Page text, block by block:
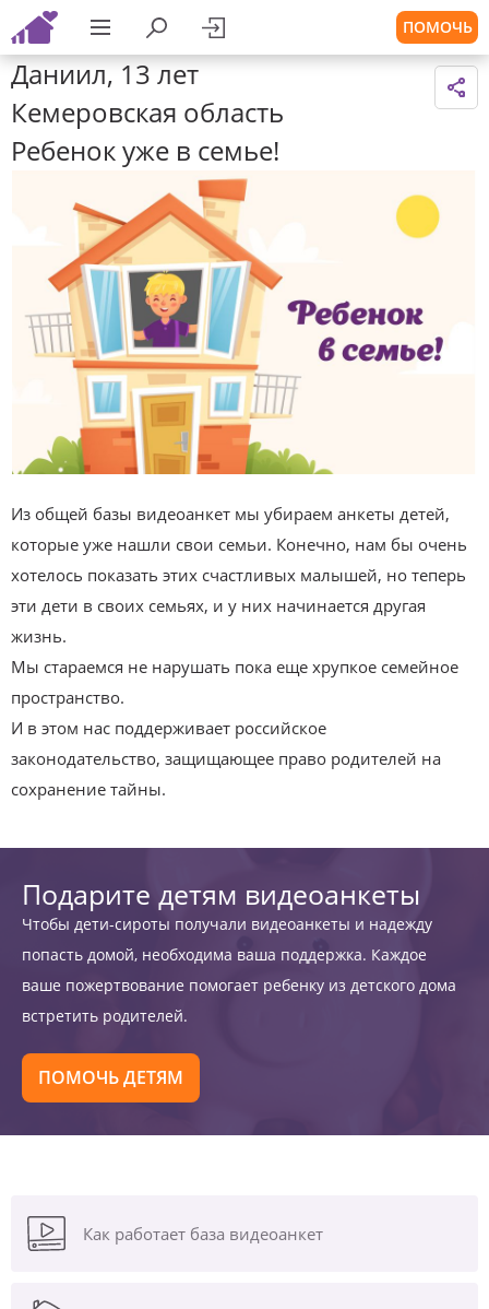
ПОМОЧЬ
Даниил, 13 лет
Кемеровская область
Ребенок уже в семье!
Из общей базы видеоанкет мы убираем анкеты детей,
которые уже нашли свои семьи. Конечно, нам бы очень
хотелось показать этих счастливых малышей, но теперь
эти дети в своих семьях, и у них начинается другая
жизнь.
Мы стараемся не нарушать пока еще хрупкое семейное
пространство.
И в этом нас поддерживает российское
законодательство, защищающее право родителей на
сохранение тайны.
Подарите детям видеоанкеты
Чтобы дети-сироты получали видеоанкеты и надежду
попасть домой, необходима ваша поддержка. Каждое
ваше пожертвование помогает ребенку из детского дома
встретить родителей.
ПОМОЧЬ ДЕТЯМ
Как работает база видеоанкет